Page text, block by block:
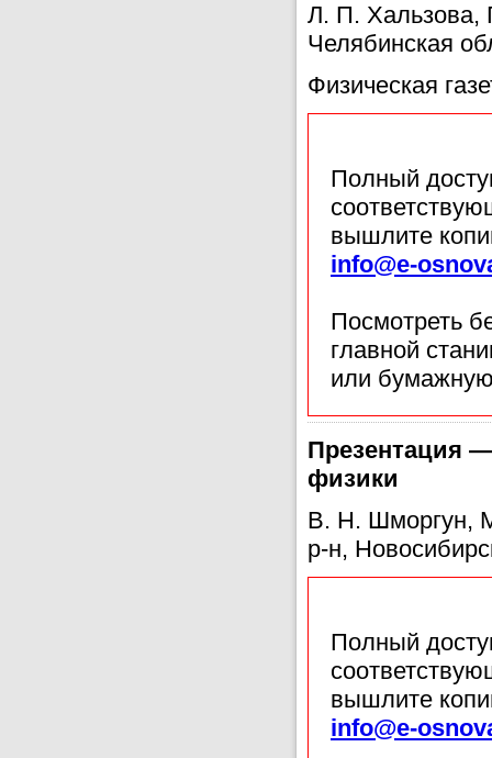
Л. П. Хальзова,
Челябинская
Физическая
Полный
вышлите
info@e-
Посмотреть
главной
или
Презентация
физики
В. Н. Шморгун,
р-н,
Полный
вышлите
info@e-